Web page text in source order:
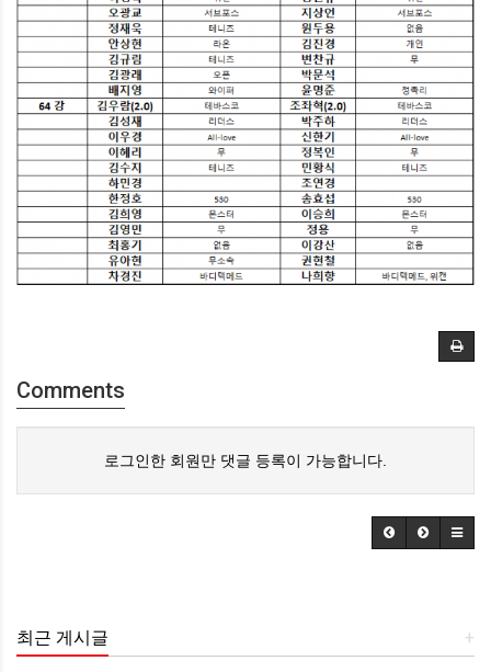
Comments
로그인한 회원만 댓글 등록이 가능합니다.
+
최근 게시글